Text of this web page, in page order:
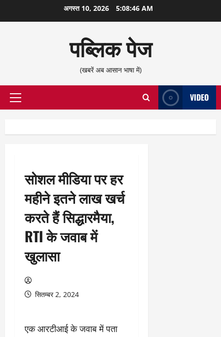
सामग्री
अगस्त 10, 2026 5:08:47 AM
पब्लिक पेज
(खबरें अब आसान भाषा में)
प्राथमिक
VIDEO
सोशल मीडिया पर हर
महीने इतने लाख खर्च
करते हैं सिद्धारमैया,
RTI के जवाब में
खुलासा
सितम्बर 2, 2024
एक आरटीआई के जवाब में पता